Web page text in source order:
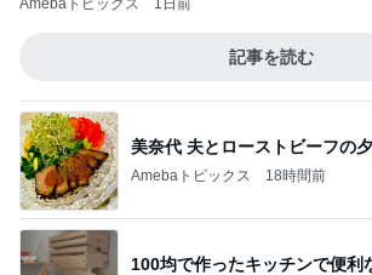
Amebaトピックス 1日前
記事を読む
美奈代 夫とローストビーフの
Amebaトピックス 18時間前
100均で作ったキッチンで便利